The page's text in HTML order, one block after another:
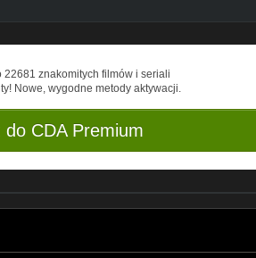
22681 znakomitych filmów i seriali
Nowe, wygodne metody aktywacji.
do CDA Premium